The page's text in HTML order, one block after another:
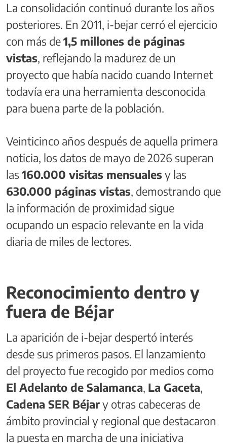
La consolidación continuó durante los años
posteriores. En 2011, i-bejar cerró el ejercicio
con más de1,5 millones de páginas
vistas, reflejando la madurez de un
proyecto que había nacido cuando Internet
todavía era una herramienta desconocida
para buena parte de la población.
Veinticinco años después de aquella primera
noticia, los datos de mayo de 2026 superan
las 160.000 visitas mensualesy las
630.000 páginas vistas, demostrando que
la información de proximidad sigue
ocupando un espacio relevante en la vida
diaria de miles de lectores.
Reconocimiento dentro y
fuera de Béjar
La aparición de i-bejar despertó interés
desde sus primeros pasos. El lanzamiento
del proyecto fue recogido por medios como
El Adelanto de Salamanca, La Gaceta,
Cadena SER Béjary otras cabeceras de
ámbito provincial y regional que destacaron
la puesta en marcha de una iniciativa